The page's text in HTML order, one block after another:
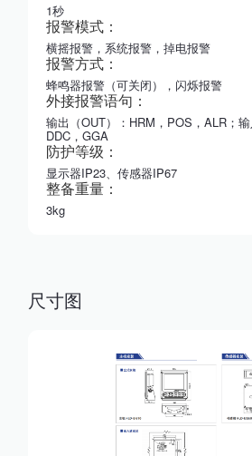
1秒
报警模式：
横摇报警，系统报警，掉电报警
报警方式：
蜂鸣器报警（可关闭），闪烁报警
外接报警语句：
输出（OUT）：HRM，POS，ALR；
DDC，GGA
防护等级：
显示器IP23、传感器IP67
整备重量：
3kg
尺寸图